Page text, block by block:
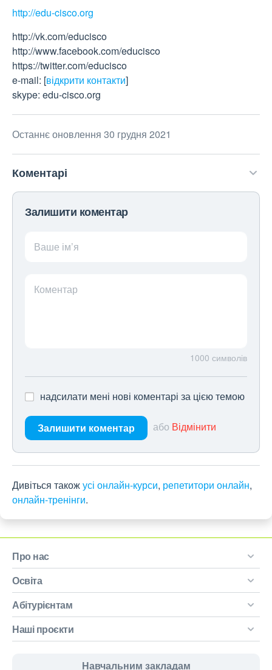
http://edu-cisco.org
http://vk.com/educisco
http://www.facebook.com/educisco
https://twitter.com/educisco
e-mail: [відкрити контакти]
skype: edu-cisco.org
Останнє оновлення 30 грудня 2021
Коментарі
Залишити коментар
Ваше ім’я
Коментар
1000 символів
надсилати мені нові коментарі за цією темою
Залишити коментар або Відмінити
Дивіться такожусі онлайн-курси, репетитори онлайн,
онлайн-тренінги.
Про нас
Освіта
Абітурієнтам
Наші проєкти
Навчальним закладам